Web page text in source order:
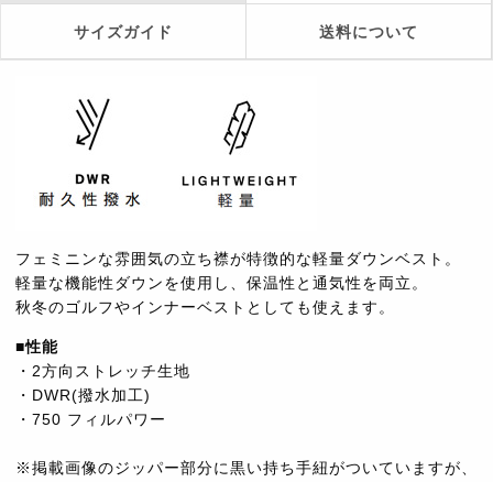
サイズガイド 送料について
フェミニンな雰囲気の立ち襟が特徴的な軽量ダウンベスト。
軽量な機能性ダウンを使用し、保温性と通気性を両立。
秋冬のゴルフやインナーベストとしても使えます。
■性能
・2方向ストレッチ生地
・DWR(撥水加工)
・750 フィルパワー
※掲載画像のジッパー部分に黒い持ち手紐がついていますが、